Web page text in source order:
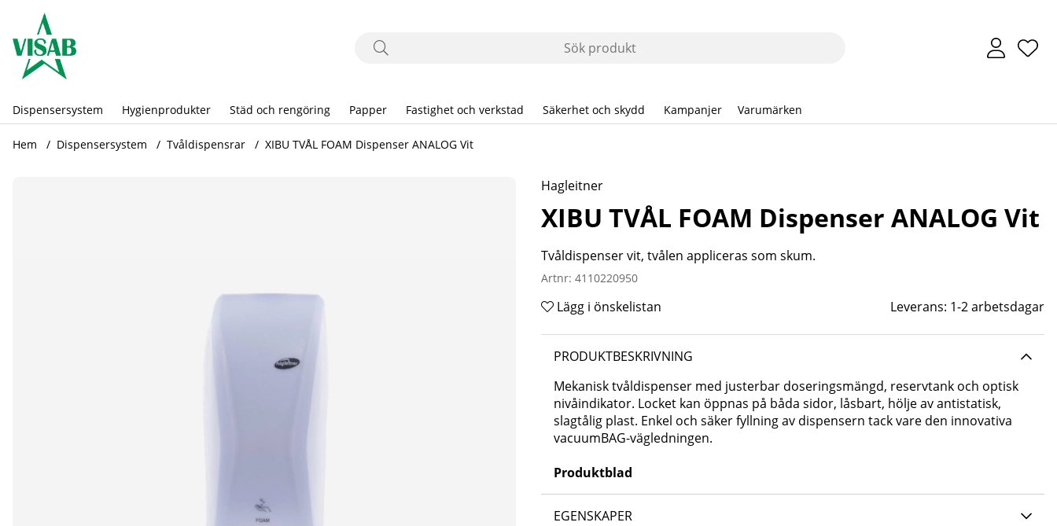
.
Dispensersystem Hygienprodukter Städ och rengöring Papper Fastighet och verkstad Säkerhet och skydd Kampanjer Varumärken
Hem Dispensersystem Tvåldispensrar XIBU TVÅL FOAM Dispenser ANALOG Vit
Hagleitner
XIBU TVÅL FOAM Dispenser ANALOG Vit
Tvåldispenser vit, tvålen appliceras som skum.
Artnr: 4110220950
Lägg i önskelistan Leverans: 1-2 arbetsdagar
PRODUKTBESKRIVNING
Mekanisk tvåldispenser med justerbar doseringsmängd, reservtank och optisk
nivåindikator. Locket kan öppnas på båda sidor, låsbart, hölje av antistatisk,
slagtålig plast. Enkel och säker fyllning av dispensern tack vare den innovativa
vacuumBAG-vägledningen.
Produktblad
EGENSKAPER